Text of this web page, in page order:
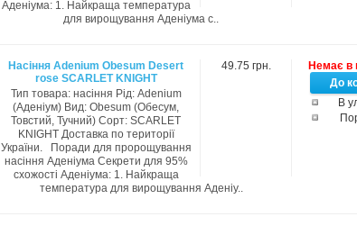
Аденіума: 1. Найкраща температура
для вирощування Аденіума с..
Немає в
В
49.75 грн.
Насіння Adenium Obesum Desert
rose SCARLET KNIGHT
Тип товара: насіння Рід: Adenium
(Аденіум) Вид: Obesum (Обесум,
Товстий, Тучний) Сорт: SCARLET
KNIGHT Доставка по території
України. Поради для пророщування
насіння Аденіума Секрети для 95%
схожості Аденіума: 1. Найкраща
температура для вирощування Аденіу..